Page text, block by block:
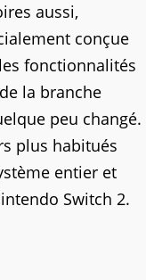
aussi,
conçue
fonctionnalités
la branche
peu changé.
plus habitués
entier et
Switch 2.